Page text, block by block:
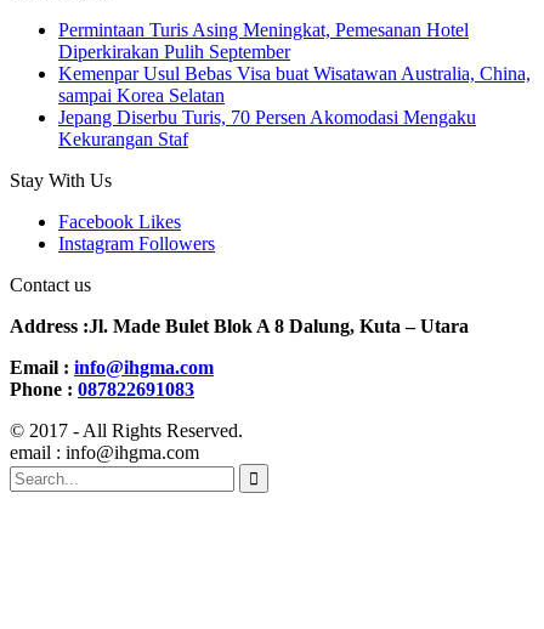
Permintaan Turis Asing Meningkat, Pemesanan Hotel
Diperkirakan Pulih September
Kemenpar Usul Bebas Visa buat Wisatawan Australia, China,
sampai Korea Selatan
Jepang Diserbu Turis, 70 Persen Akomodasi Mengaku
Kekurangan Staf
Stay With Us
Facebook Likes
Instagram Followers
Contact us
Address :Jl. Made Bulet Blok A 8 Dalung, Kuta – Utara
Email : info@ihgma.com
Phone : 087822691083
© 2017 - All Rights Reserved.
email : info@ihgma.com